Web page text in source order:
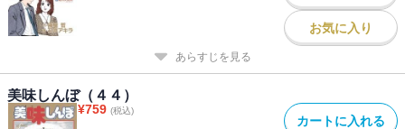
お気に入り
あらすじを見る
美味しんぼ（４４）
¥759 (税込)
カートに入れる